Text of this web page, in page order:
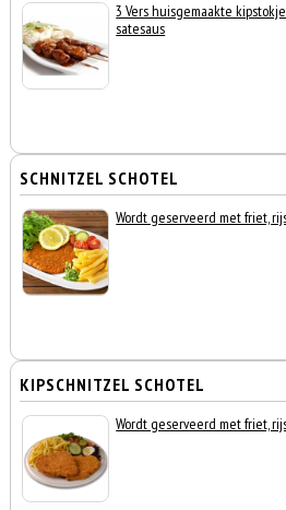
3 Vers huisgemaakte
satesaus
SCHNITZEL SCHOTEL
Wordt geserveerd met friet,
KIPSCHNITZEL SCHOTEL
Wordt geserveerd met friet,